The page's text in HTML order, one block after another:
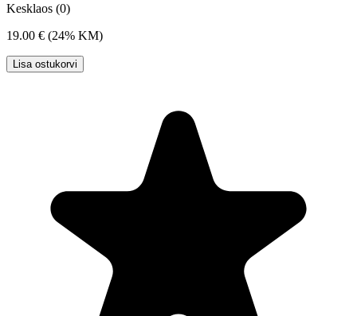
Kesklaos (0)
19.00 € (24% KM)
Lisa ostukorvi